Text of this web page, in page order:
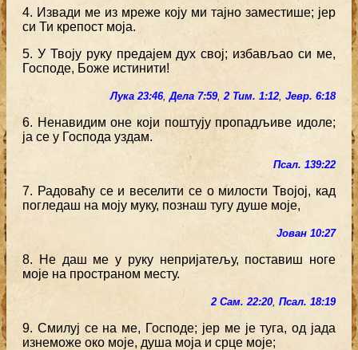
4. Извади ме из мреже коју ми тајно заместише; јер
си Ти крепост моја.
5. У Твоју руку предајем дух свој; избављао си ме,
Господе, Боже истинити!
Лука 23:46,Дела 7:59,2 Тим. 1:12, Јевр. 6:18
6. Ненавидим оне који поштују пропадљиве идоле;
ја се у Господа уздам.
Псал. 139:22
7. Радоваћу се и веселити се о милости Твојој, кад
погледаш на моју муку, познаш тугу душе моје,
Јован 10:27
8. Не даш ме у руку непријатељу, поставиш ноге
моје на пространом месту.
2 Сам. 22:20, Псал. 18:19
9. Смилуј се на ме, Господе; јер ме је туга, од јада
изнеможе око моје, душа моја и срце моје;